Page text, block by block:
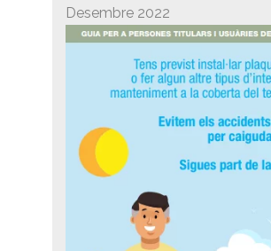
Desembre 2022